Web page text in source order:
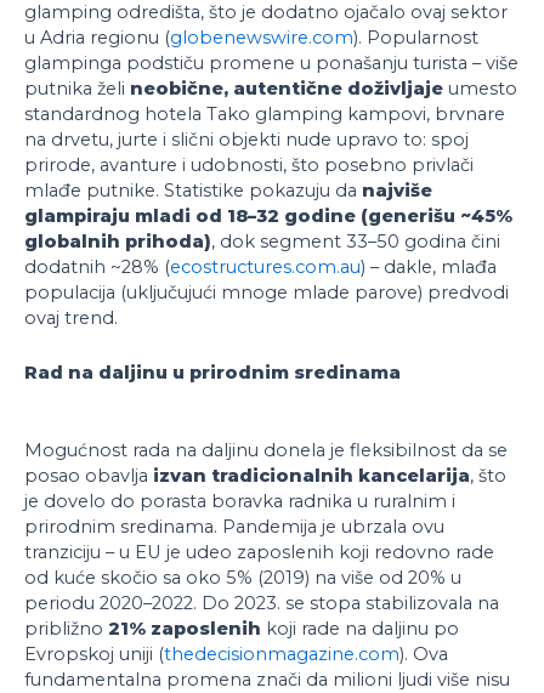
glamping odredišta, što je dodatno ojačalo ovaj sektor
u Adria regionu (globenewswire.com). Popularnost
glampinga podstiču promene u ponašanju turista – više
putnika želi neobične, autentične doživljaje umesto
standardnog hotela Tako glamping kampovi, brvnare
na drvetu, jurte i slični objekti nude upravo to: spoj
prirode, avanture i udobnosti, što posebno privlači
mlađe putnike. Statistike pokazuju da najviše
glampiraju mladi od 18–32 godine (generišu ~45%
globalnih prihoda), dok segment 33–50 godina čini
dodatnih ~28% (ecostructures.com.au) – dakle, mlađa
populacija (uključujući mnoge mlade parove) predvodi
ovaj trend.
Rad na daljinu u prirodnim sredinama
Mogućnost rada na daljinu donela je fleksibilnost da se
posao obavlja izvan tradicionalnih kancelarija, što
je dovelo do porasta boravka radnika u ruralnim i
prirodnim sredinama. Pandemija je ubrzala ovu
tranziciju – u EU je udeo zaposlenih koji redovno rade
od kuće skočio sa oko 5% (2019) na više od 20% u
periodu 2020–2022. Do 2023. se stopa stabilizovala na
približno 21% zaposlenih koji rade na daljinu po
Evropskoj uniji (thedecisionmagazine.com). Ova
fundamentalna promena znači da milioni ljudi više nisu